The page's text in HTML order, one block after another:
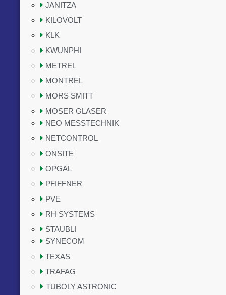
JANITZA
KILOVOLT
KLK
KWUNPHI
METREL
MONTREL
MORS SMITT
MOSER GLASER
NEO MESSTECHNIK
NETCONTROL
ONSITE
OPGAL
PFIFFNER
PVE
RH SYSTEMS
STAUBLI
SYNECOM
TEXAS
TRAFAG
TUBOLY ASTRONIC